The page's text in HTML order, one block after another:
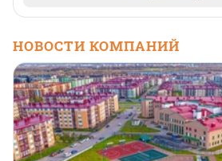
НОВОСТИ КОМПАНИЙ